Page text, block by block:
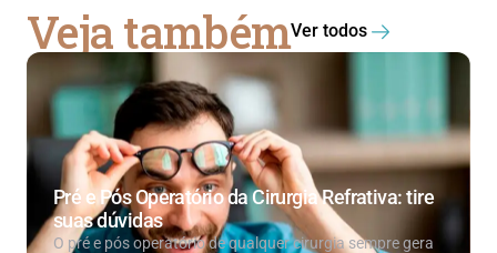
Veja tambémVer todos
Pré e Pós Operatório da Cirurgia Refrativa: tire
suas dúvidas
O pré e pós operatório de qualquer cirurgia sempre gera